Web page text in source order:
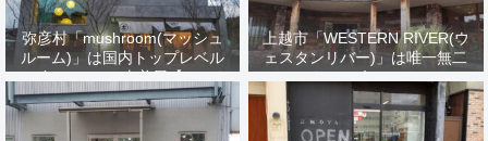
弥彦村「mushroom(マッシュ
ルーム)」は国内トップレベル
のヴィンテージ古着屋【オーナ
ーが米国で厳選買い付け】
上越市「WESTERN RIVER(ウ
ェスタンリバー)」は唯一無二
のバイカーズファッション